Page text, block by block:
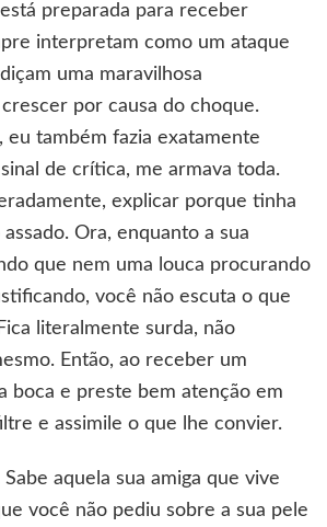
preparada para receber
interpretam como um ataque
uma maravilhosa
por causa do choque.
eu também fazia exatamente
de crítica, me armava toda.
explicar porque tinha
Ora, enquanto a sua
que nem uma louca procurando
você não escuta o que
literalmente surda, não
Então, ao receber um
boca e preste bem atenção em
e assimile o que lhe convier.
aquela sua amiga que vive
você não pediu sobre a sua pele